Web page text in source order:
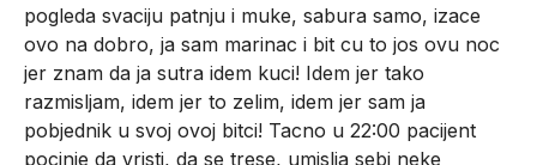
pogleda svaciju patnju i muke, sabura samo, izace
ovo na dobro, ja sam marinac i bit cu to jos ovu noc
jer znam da ja sutra idem kuci! Idem jer tako
razmisljam, idem jer to zelim, idem jer sam ja
pobjednik u svoj ovoj bitci! Tacno u 22:00 pacijent
pocinje da vristi, da se trese, umislja sebi neke